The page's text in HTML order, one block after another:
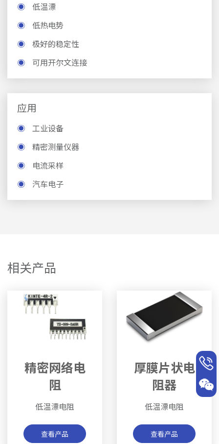
◉
低温漂
◉
低热电势
◉
极好的稳定性
◉
可用开尔文连接
应用
◉
工业设备
◉
精密测量仪器
◉
电流采样
◉
汽车电子
相关产品
精密网络电
阻
低温漂电阻
查看产品
厚膜片状电
阻器
低温漂电阻
查看产品